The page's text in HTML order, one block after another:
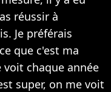
réussir à
Je préférais
que c'est ma
chaque année
super, on me voit